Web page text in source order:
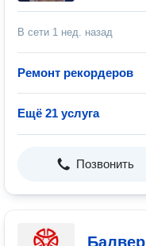
В сети 1 нед. назад
Ремонт рекордеров
Ещё 21 услуга
Позвонить
Балвер